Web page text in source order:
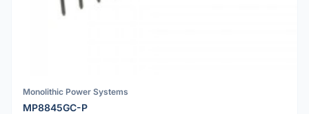
Monolithic Power Systems
MP8845GC-P